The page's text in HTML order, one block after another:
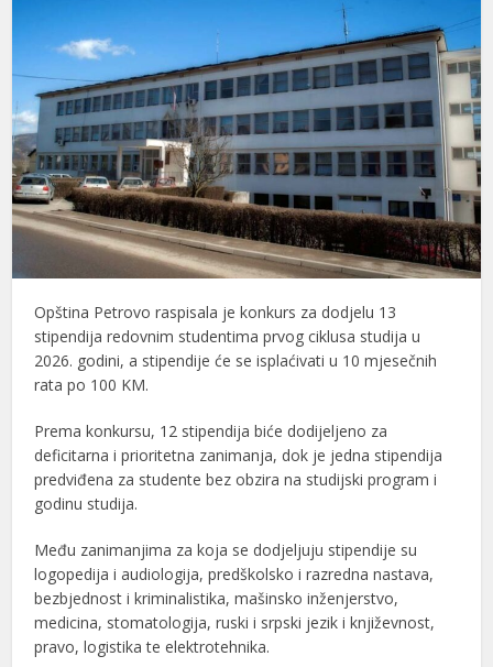
Opština Petrovo raspisala je konkurs za dodjelu 13
stipendija redovnim studentima prvog ciklusa studija u
2026. godini, a stipendije će se isplaćivati u 10 mjesečnih
rata po 100 KM.
Prema konkursu, 12 stipendija biće dodijeljeno za
deficitarna i prioritetna zanimanja, dok je jedna stipendija
predviđena za studente bez obzira na studijski program i
godinu studija.
Među zanimanjima za koja se dodjeljuju stipendije su
logopedija i audiologija, predškolsko i razredna nastava,
bezbjednost i kriminalistika, mašinsko inženjerstvo,
medicina, stomatologija, ruski i srpski jezik i književnost,
pravo, logistika te elektrotehnika.